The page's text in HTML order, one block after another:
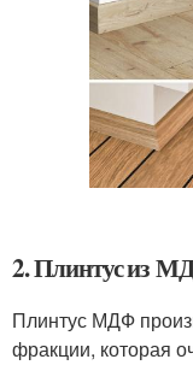
2. Плинтус из
Плинтус МДФ
фракции, которая